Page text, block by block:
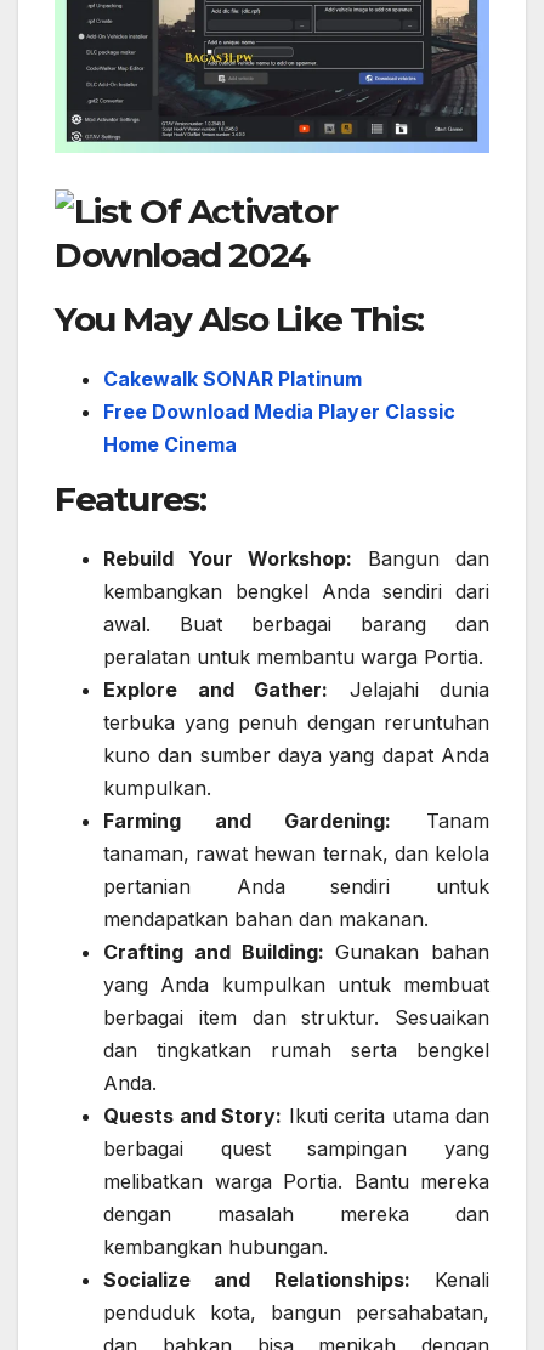
You May Also Like This:
Cakewalk SONAR Platinum
Free Download Media Player Classic
Home Cinema
Features:
Rebuild Your Workshop: Bangun dan
kembangkan bengkel Anda sendiri dari
awal. Buat berbagai barang dan
peralatan untuk membantu warga Portia.
Explore and Gather: Jelajahi dunia
terbuka yang penuh dengan reruntuhan
kuno dan sumber daya yang dapat Anda
kumpulkan.
Farming and Gardening: Tanam
tanaman, rawat hewan ternak, dan kelola
pertanian Anda sendiri untuk
mendapatkan bahan dan makanan.
Crafting and Building: Gunakan bahan
yang Anda kumpulkan untuk membuat
berbagai item dan struktur. Sesuaikan
dan tingkatkan rumah serta bengkel
Anda.
Quests and Story: Ikuti cerita utama dan
berbagai quest sampingan yang
melibatkan warga Portia. Bantu mereka
dengan masalah mereka dan
kembangkan hubungan.
Socialize and Relationships: Kenali
penduduk kota, bangun persahabatan,